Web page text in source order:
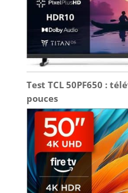
Test TCL 50PF650 :
pouces